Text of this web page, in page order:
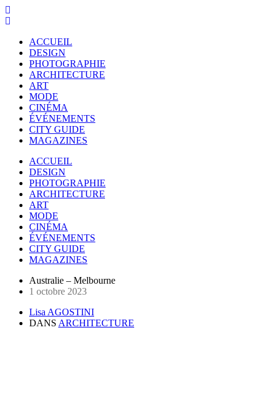
ACCUEIL
DESIGN
PHOTOGRAPHIE
ARCHITECTURE
ART
MODE
CINÉMA
ÉVÉNEMENTS
CITY GUIDE
MAGAZINES
ACCUEIL
DESIGN
PHOTOGRAPHIE
ARCHITECTURE
ART
MODE
CINÉMA
ÉVÉNEMENTS
CITY GUIDE
MAGAZINES
Australie – Melbourne
1 octobre 2023
Lisa AGOSTINI
DANS ARCHITECTURE